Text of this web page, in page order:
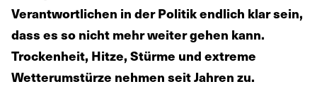
Verantwortlichen in der Politik endlich klar sein,
dass es so nicht mehr weiter gehen kann.
Trockenheit, Hitze, Stürme und extreme
Wetterumstürze nehmen seit Jahren zu.